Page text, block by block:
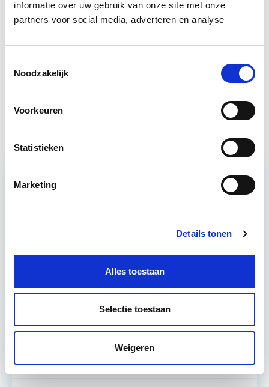
informatie over uw gebruik van onze site met onze
partners voor social media, adverteren en analyse
Noodzakelijk
Voorkeuren
Statistieken
Marketing
Details tonen
Alles toestaan
Selectie toestaan
Weigeren
Business Case voor Vastgoed- &
Start do
Circulair Bouwen Start do 24 sep
Vastgoedmanagement Start ma 14 sep
Vastgoedmanagement
helder, integraal denk- en werkmodel om op
strategisch en tactisch niveau jouw
vastgoedportefeuille optimaal te exploiteren.
Utrecht en/of Online